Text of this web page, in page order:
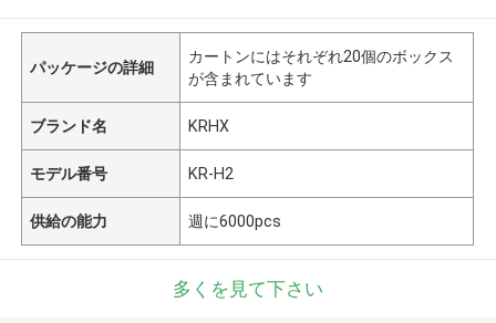
パッケージの詳細
カートンにはそれぞれ20個のボックス
が含まれています
ブランド名 KRHX
モデル番号 KR-H2
供給の能力 週に6000pcs
多くを見て下さい